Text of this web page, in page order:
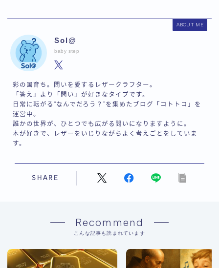
ABOUT ME
Sol@
baby step
彩の国育ち。問いを愛するレザークラフター。
「答え」より「問い」が好きなタイプです。
日常に転がる“なんでだろう？”を集めたブログ「コトトコ」を
運営中。
誰かの世界が、ひとつでも広がる問いになりますように。
本が好きで、レザーをいじりながらよく考えごとをしていま
す。
SHARE
Recommend
こんな記事も読まれています